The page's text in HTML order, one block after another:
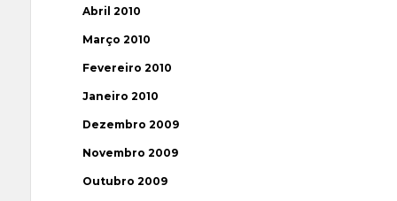
Abril 2010
Março 2010
Fevereiro 2010
Janeiro 2010
Dezembro 2009
Novembro 2009
Outubro 2009